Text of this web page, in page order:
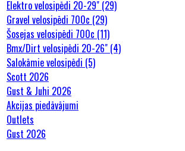
Elektro velosipēdi 20-29" (29)
Gravel velosipēdi 700c (29)
Šosejas velosipēdi 700c (11)
Bmx/Dirt velosipēdi 20-26" (4)
Salokāmie velosipēdi (5)
Scott 2026
Gust & Juhi 2026
Akcijas piedāvājumi
Outlets
Gust 2026